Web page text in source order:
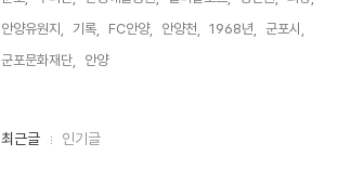
안양유원지,
기록, FC안양, 안양천, 1968년,
군포시,
군포문화재단,
안양,
최
최근글 인기글